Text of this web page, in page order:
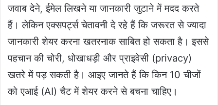
जवाब देने, ईमेल लिखने या जानकारी जुटाने में मदद करते
हैं। लेकिन एक्सपर्ट्स चेतावनी दे रहे हैं कि जरूरत से ज्यादा
जानकारी शेयर करना खतरनाक साबित हो सकता है। इससे
पहचान की चोरी, धोखाधड़ी और प्राइवेसी (privacy)
खतरे में पड़ सकती है। आइए जानते हैं कि किन 10 चीजों
को एआई (AI) चैट में शेयर करने से बचना चाहिए।